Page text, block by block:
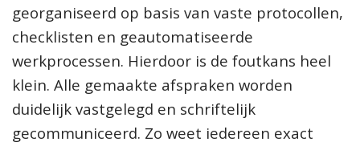
georganiseerd op basis van vaste protocollen,
checklisten en geautomatiseerde
werkprocessen. Hierdoor is de foutkans heel
klein. Alle gemaakte afspraken worden
duidelijk vastgelegd en schriftelijk
gecommuniceerd. Zo weet iedereen exact